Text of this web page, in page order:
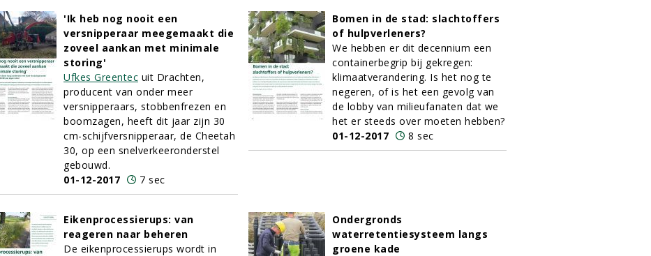
'Ik heb nog nooit een
versnipperaar meegemaakt die
zoveel aankan met minimale
storing'
Ufkes Greentec uit Drachten,
producent van onder meer
versnipperaars, stobbenfrezen en
boomzagen, heeft dit jaar zijn 30
cm-schijfversnipperaar, de Cheetah
30, op een snelverkeeronderstel
gebouwd.
01-12-2017
7 sec
Bomen in de stad: slachtoffers
of hulpverleners?
We hebben er dit decennium een
containerbegrip bij gekregen:
klimaatverandering. Is het nog te
negeren, of is het een gevolg van
de lobby van milieufanaten dat we
het er steeds over moeten hebben?
01-12-2017
8 sec
Eikenprocessierups: van
reageren naar beheren
De eikenprocessierups wordt in
Ondergronds
waterretentiesysteem langs
groene kade